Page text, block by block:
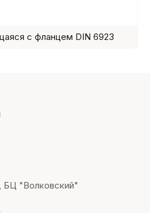
с фланцем DIN 6923
БЦ "Волковский"